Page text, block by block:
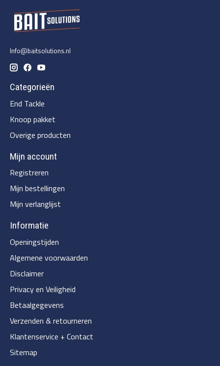
Info@baitsolutions.nl
Categorieën
End Tackle
Knoop pakket
Overige producten
Mijn account
Registreren
Mijn bestellingen
Mijn verlanglijst
Informatie
Openingstijden
Algemene voorwaarden
Disclaimer
Privacy en Veiligheid
Betaalgegevens
Verzenden & retourneren
Klantenservice + Contact
Sitemap